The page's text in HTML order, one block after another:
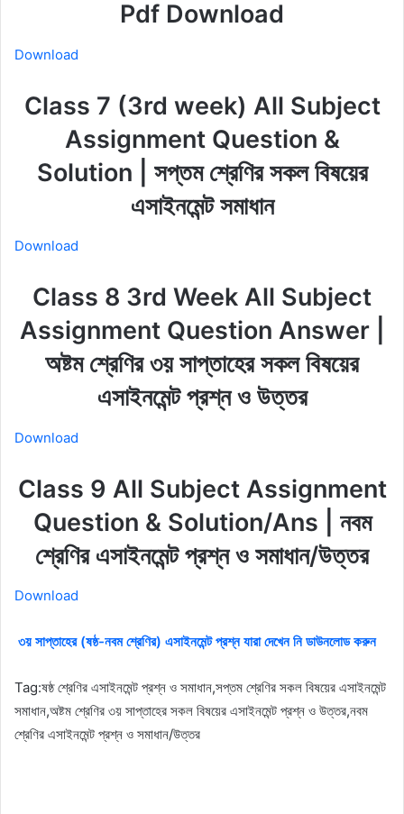
Pdf Download
Download
Class 7 (3rd week) All Subject
Assignment Question &
Solution | সপ্তম শ্রেণির সকল বিষয়ের
এসাইনমেন্ট সমাধান
Download
Class 8 3rd Week All Subject
Assignment Question Answer |
অষ্টম শ্রেণির ৩য় সাপ্তাহের সকল বিষয়ের
এসাইনমেন্ট প্রশ্ন ও উত্তর
Download
Class 9 All Subject Assignment
Question & Solution/Ans | নবম
শ্রেণির এসাইনমেন্ট প্রশ্ন ও সমাধান/উত্তর
Download
৩য় সাপ্তাহের (ষষ্ঠ-নবম শ্রেণির) এসাইনমেন্ট প্রশ্ন যারা দেখেন নি ডাউনলোড করুন
Tag:ষষ্ঠ শ্রেণির এসাইনমেন্ট প্রশ্ন ও সমাধান,সপ্তম শ্রেণির সকল বিষয়ের এসাইনমেন্ট
সমাধান,অষ্টম শ্রেণির ৩য় সাপ্তাহের সকল বিষয়ের এসাইনমেন্ট প্রশ্ন ও উত্তর,নবম
শ্রেণির এসাইনমেন্ট প্রশ্ন ও সমাধান/উত্তর